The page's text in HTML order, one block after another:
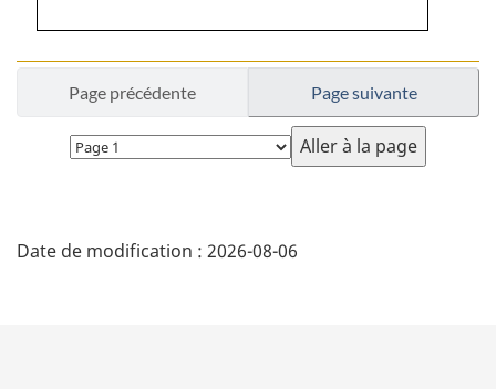
Page précédente Page suivante
Choisissez
la
é
Date de modification : 2026-08-06